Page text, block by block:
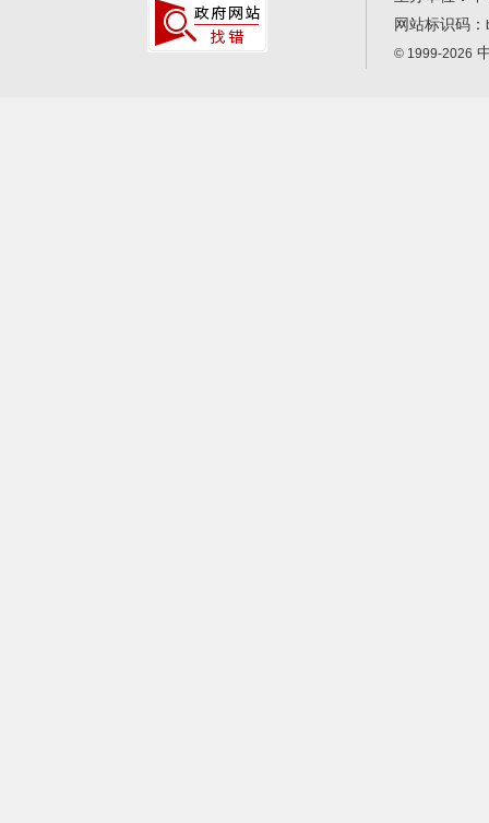
网站标识码：
© 1999-2026